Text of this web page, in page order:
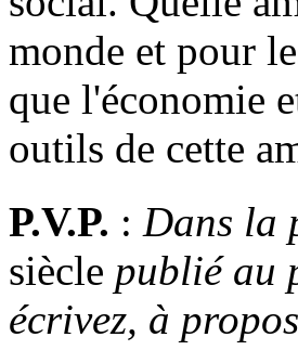
monde et pour
que l'économie
outils de cette
P.V.P. : Dans la
siècle publié au
écrivez, à